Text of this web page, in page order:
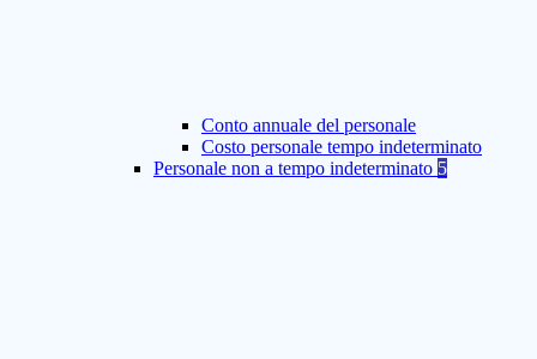
Conto annuale del personale
Costo personale tempo indeterminato
Personale non a tempo indeterminato 5